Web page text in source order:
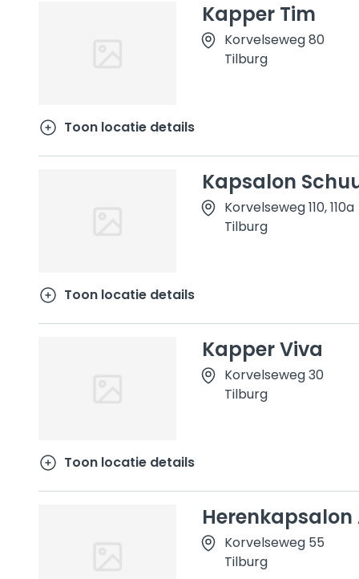
Kapper Tim
Korvelseweg 80
Tilburg
Toon locatie details
Kapsalon
Korvelseweg 110, 110a
Tilburg
Toon locatie details
Kapper Viva
Korvelseweg 30
Tilburg
Toon locatie details
Herenkapsalon
Korvelseweg 55
Tilburg